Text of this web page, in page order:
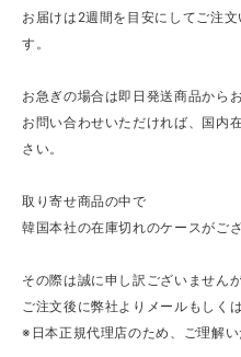
お届けは2週間を目安にしてご注
す。
お急ぎの場合は即日発送商品から
お問い合わせいただければ、国内
さい。
取り寄せ商品の中で
韓国本社の在庫切れのケースがござ
その際は誠に申し訳ございません
ご注文後に弊社よりメールもしく
※日本正規代理店のため、ご理解い